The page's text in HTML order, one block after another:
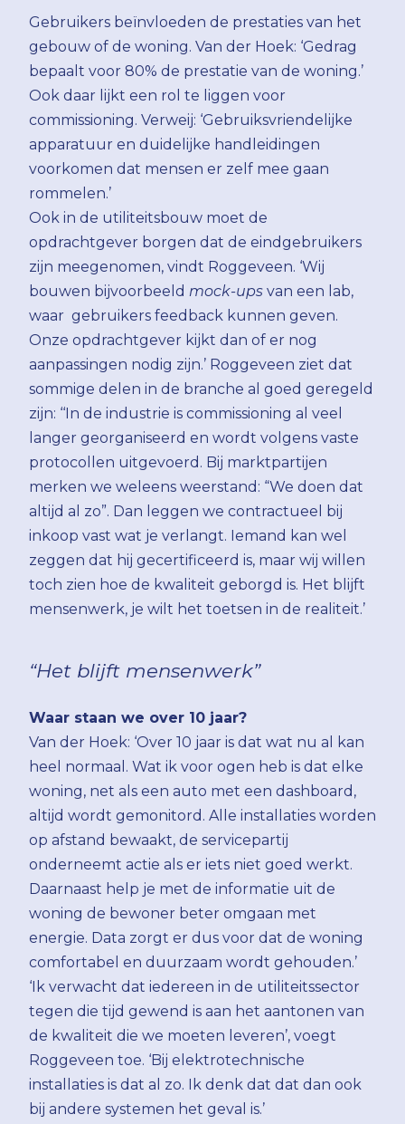
Gebruikers beïnvloeden de prestaties van het
gebouw of de woning. Van der Hoek: ‘Gedrag
bepaalt voor 80% de prestatie van de woning.’
Ook daar lijkt een rol te liggen voor
commissioning. Verweij: ‘Gebruiksvriendelijke
apparatuur en duidelijke handleidingen
voorkomen dat mensen er zelf mee gaan
rommelen.’
Ook in de utiliteitsbouw moet de
opdrachtgever borgen dat de eindgebruikers
zijn meegenomen, vindt Roggeveen. ‘Wij
bouwen bijvoorbeeld mock-ups van een lab,
waar gebruikers feedback kunnen geven.
Onze opdrachtgever kijkt dan of er nog
aanpassingen nodig zijn.’ Roggeveen ziet dat
sommige delen in de branche al goed geregeld
zijn: ‘‘In de industrie is commissioning al veel
langer georganiseerd en wordt volgens vaste
protocollen uitgevoerd. Bij marktpartijen
merken we weleens weerstand: “We doen dat
altijd al zo”. Dan leggen we contractueel bij
inkoop vast wat je verlangt. Iemand kan wel
zeggen dat hij gecertificeerd is, maar wij willen
toch zien hoe de kwaliteit geborgd is. Het blijft
mensenwerk, je wilt het toetsen in de realiteit.’
“Het blijft mensenwerk”
Waar staan we over 10 jaar?
Van der Hoek: ‘Over 10 jaar is dat wat nu al kan
heel normaal. Wat ik voor ogen heb is dat elke
woning, net als een auto met een dashboard,
altijd wordt gemonitord. Alle installaties worden
op afstand bewaakt, de servicepartij
onderneemt actie als er iets niet goed werkt.
Daarnaast help je met de informatie uit de
woning de bewoner beter omgaan met
energie. Data zorgt er dus voor dat de woning
comfortabel en duurzaam wordt gehouden.’
‘Ik verwacht dat iedereen in de utiliteitssector
tegen die tijd gewend is aan het aantonen van
de kwaliteit die we moeten leveren’, voegt
Roggeveen toe. ‘Bij elektrotechnische
installaties is dat al zo. Ik denk dat dat dan ook
bij andere systemen het geval is.’